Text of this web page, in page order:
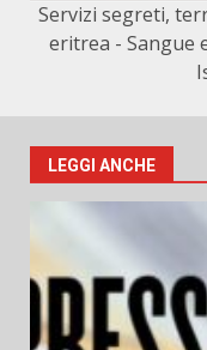
Servizi segreti,
eritrea - Sangue
LEGGI ANCHE